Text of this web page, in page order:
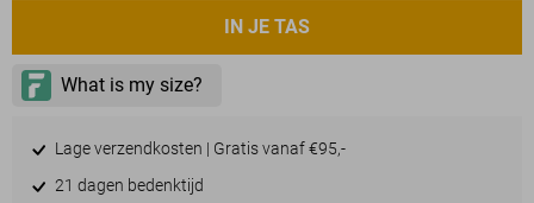
IN JE TAS
Lage verzendkosten | Gratis vanaf €95,-
21 dagen bedenktijd